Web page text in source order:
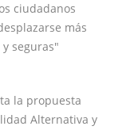
ciudadanos
más
seguras"
la propuesta
Alternativa y